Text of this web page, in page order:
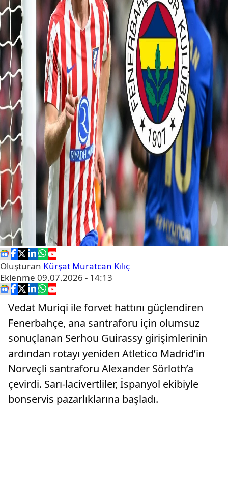
Oluşturan Kürşat Muratcan Kılıç
Eklenme 09.07.2026 - 14:13
Vedat Muriqi ile forvet hattını güçlendiren
Fenerbahçe, ana santraforu için olumsuz
sonuçlanan Serhou Guirassy girişimlerinin
ardından rotayı yeniden Atletico Madrid’in
Norveçli santraforu Alexander Sörloth’a
çevirdi. Sarı-lacivertliler, İspanyol ekibiyle
bonservis pazarlıklarına başladı.